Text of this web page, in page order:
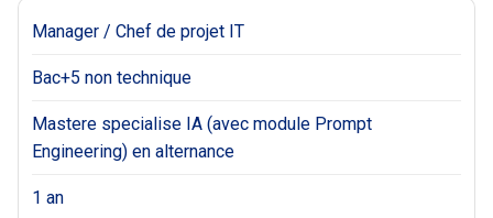
Manager / Chef de projet IT
Bac+5 non technique
Mastere specialise IA (avec module Prompt
Engineering) en alternance
1 an